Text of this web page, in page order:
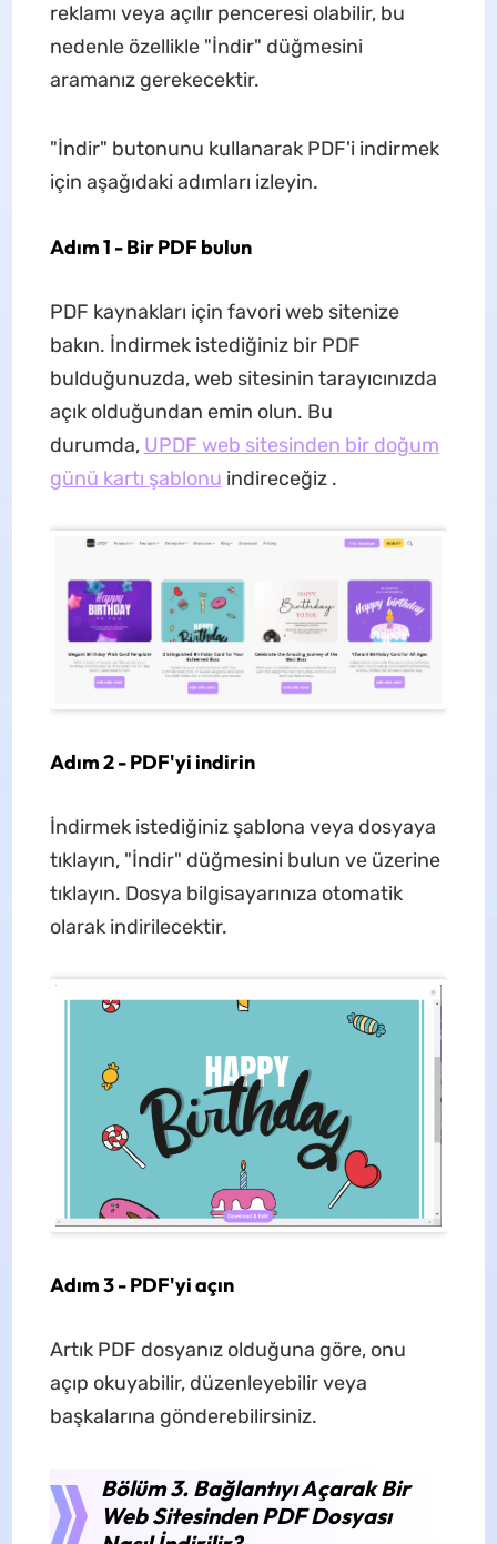
reklamı veya açılır penceresi olabilir, bu
nedenle özellikle "İndir" düğmesini
aramanız gerekecektir.
"İndir" butonunu kullanarak PDF'i indirmek
için aşağıdaki adımları izleyin.
Adım 1 - Bir PDF bulun
PDF kaynakları için favori web sitenize
bakın. İndirmek istediğiniz bir PDF
bulduğunuzda, web sitesinin tarayıcınızda
açık olduğundan emin olun. Bu
durumda, UPDF web sitesinden bir doğum
günü kartı şablonu indireceğiz .
Adım 2 - PDF'yi indirin
İndirmek istediğiniz şablona veya dosyaya
tıklayın, "İndir" düğmesini bulun ve üzerine
tıklayın. Dosya bilgisayarınıza otomatik
olarak indirilecektir.
Adım 3 - PDF'yi açın
Artık PDF dosyanız olduğuna göre, onu
açıp okuyabilir, düzenleyebilir veya
başkalarına gönderebilirsiniz.
Bölüm 3. Bağlantıyı Açarak Bir
Web Sitesinden PDF Dosyası